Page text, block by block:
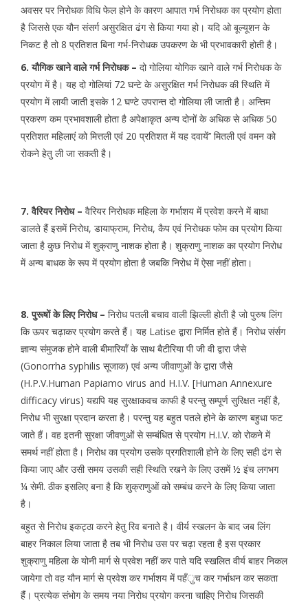
अवसर पर निरोधक विधि फेल होने के कारण आपात गर्भ निरोधक का प्रयोग होता
है जिससे एक यौन संसर्ग असुरक्षित ढंग से किया गया हो। यदि ओ बूल्यूशन के
निकट है तो 8 प्रतिशत बिना गर्भ-निरोधक उपकरण के भी प्रभावकारी होती है।
6. यौगिक खाने वाले गर्भ निरोधक – दो गोलिया योगिक खाने वाले गर्भ निरोधक के
प्रयोग में है। यह दो गोलियां 72 घन्टे के असुरक्षित गर्भ निरोधक की स्थिति में
प्रयोग में लायी जाती इसके 12 घण्टे उपरान्त दो गोलिया ली जाती है। अन्तिम
प्रकरण कम प्रभावशाली होता है अपेक्षाकृत अन्य दोनों के अधिक से अधिक 50
प्रतिशत महिलाएं को मित्तली एवं 20 प्रतिशत में यह दवायें’’ मितली एवं वमन को
रोकने हेतु ली जा सकती है।
7. वैरियर निरोध – वैरियर निरोधक महिला के गर्भाशय में प्रवेश करने में बाधा
डालते हैं इसमें निरोध, डायाफ्राम, निरोध, कैप एवं निरोधक फोम का प्रयोग किया
जाता है कुछ निरोध में शुक्राणु नाशक होता है। शुक्राणु नाशक का प्रयोग निरोध
में अन्य बाधक के रूप में प्रयोग होता है जबकि निरोध में ऐसा नहीं होता।
8. पुरूषों के लिए निरोध – निरोध पतली बचाव वाली झिल्ली होती है जो पुरुष लिंग
कि ऊपर चढ़ाकर प्रयोग करते हैं। यह Latise द्वारा निर्मित होते हैं। निरोध संर्सग
ज्ञान्य संमुजक होने वाली बीमारियाँ के साथ बैटीरिया पी जी वी द्वारा जैसे
(Gonorrha syphilis सूजाक) एवं अन्य जीवाणुओं के द्वारा जैसे
(H.P.V.Human Papiamo virus and H.I.V. [Human Annexure
difficacy virus) यद्यपि यह सुरक्षाकवच काफी है परन्तु सम्पूर्ण सुरिक्षत नहीं है,
निरोध भी सुरक्षा प्रदान करता है। परन्तु यह बहुत पतले होने के कारण बहुधा फट
जाते हैं। वह इतनी सुरक्षा जीवणुओं से सम्बंधित से प्रयोग H.I.V. को रोकने में
समर्थ नहीं होता है। निरोध का प्रयोग उसके प्रगतिशाली होने के लिए सही ढंग से
किया जाए और उसी समय उसकी सही स्थिति रखने के लिए उसमें ½ इंच लगभग
¼ सेमी. ठीक इसलिए बना है कि शुक्राणुओं को सम्बंध करने के लिए किया जाता
है।
बहुत से निरोध इकट्ठा करने हेतु रिव बनाते है। वीर्य स्खलन के बाद जब लिंग
बाहर निकाल लिया जाता है तब भी निरोध उस पर चढ़ा रहता है इस प्रकार
शुक्राणु महिला के योनी मार्ग से प्रवेश नहीं कर पाते यदि स्खलित वीर्य बाहर निकल
जायेगा तो वह यौन मार्ग से प्रवेश कर गर्भाशय में पहँुच कर गर्भाधन कर सकता
हैंं। प्रत्येक संभोग के समय नया निरोध प्रयोग करना चाहिए निरोध जिसकी